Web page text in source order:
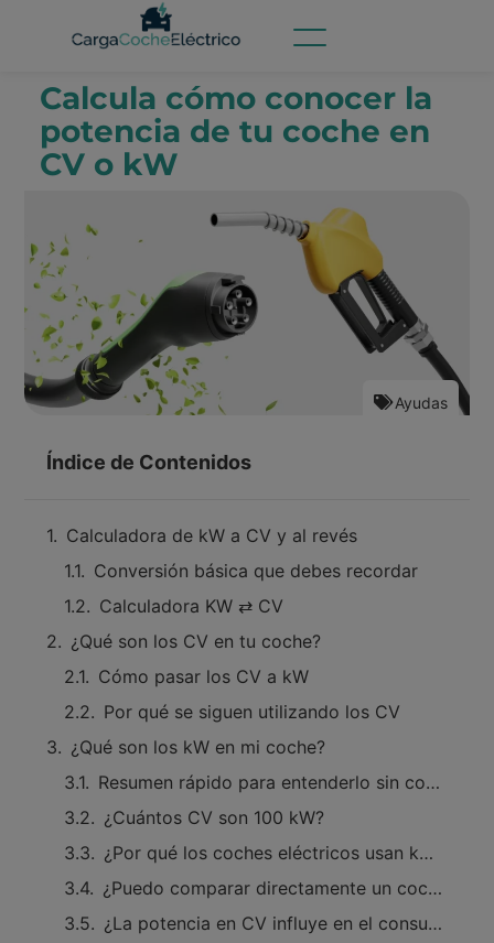
Calcula cómo conocer la
potencia de tu coche en
CV o kW
Ayudas
Índice de Contenidos
Calculadora de kW a CV y al revés
Conversión básica que debes recordar
Calculadora KW ⇄ CV
¿Qué son los CV en tu coche?
Cómo pasar los CV a kW
Por qué se siguen utilizando los CV
¿Qué son los kW en mi coche?
Resumen rápido para entenderlo sin complicaciones
¿Cuántos CV son 100 kW?
¿Por qué los coches eléctricos usan kW y no CV?
¿Puedo comparar directamente un coche eléctrico y uno de gasolina usando CV?
¿La potencia en CV influye en el consumo?